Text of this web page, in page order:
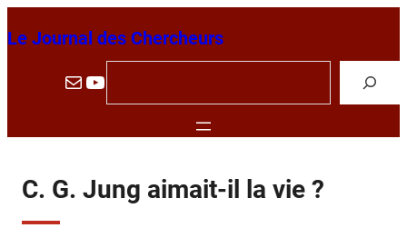
au
Le Journal des Chercheurs
E-mail YouTube
e
C. G. Jung aimait-il la vie ?